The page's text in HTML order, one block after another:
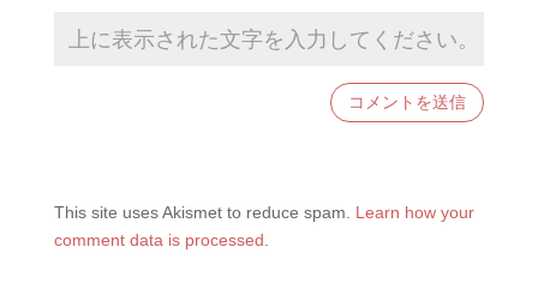
This site uses Akismet to reduce spam. Learn how your
comment data is processed.